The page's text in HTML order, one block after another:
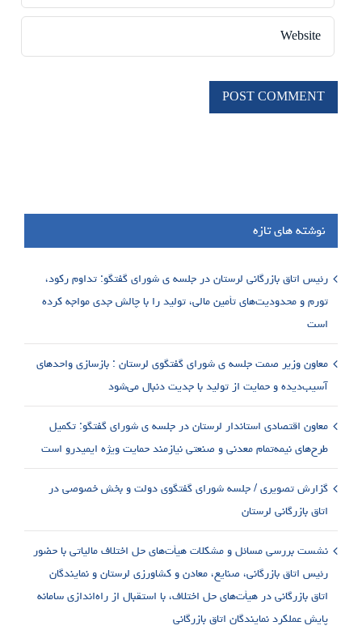
نوشته های تازه
رئیس اتاق بازرگانی لرستان در جلسه ی شورای گفتگو: تداوم رکود،
تورم و محدودیت‌های تأمین مالی، تولید را با چالش جدی مواجه کرده
است
معاون وزیر صمت جلسه ی شورای گفتگوی لرستان : بازسازی واحدهای
آسیب‌دیده و حمایت از تولید با جدیت دنبال می‌شود
معاون اقتصادی استاندار لرستان در جلسه ی شورای گفتگو: تکمیل
طرح‌های نیمه‌تمام معدنی و صنعتی نیازمند حمایت ویژه ایمیدرو است
گزارش تصویری / جلسه شورای گفتگوی دولت و بخش خصوصی در
اتاق بازرگانی لرستان
نشست بررسی مسائل و مشکلات هیأت‌های حل اختلاف مالیاتی با حضور
رئیس اتاق بازرگانی، صنایع، معادن و کشاورزی لرستان و نمایندگان
اتاق بازرگانی در هیأت‌های حل اختلاف، با استقبال از راه‌اندازی سامانه
پایش عملکرد نمایندگان اتاق بازرگانی